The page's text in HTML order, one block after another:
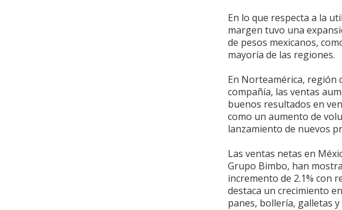
En lo que respecta a la
margen tuvo una
de pesos mexicanos,
mayoría de las regiones.
En Norteamérica, región
compañía, las ventas
buenos resultados en
como un aumento de
lanzamiento de nuevos
Las ventas netas en
Grupo Bimbo, han
incremento de 2.1% con
destaca un crecimiento
panes, bollería, galletas